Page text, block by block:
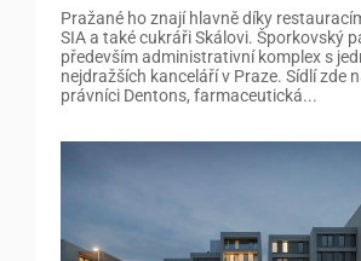
Pražané ho znají hlavně díky
SIA a také cukráři Skálovi. Šporkovský
především administrativní komplex s
nejdražších kanceláří v Praze. Sídlí zde
právníci Dentons, farmaceutická...